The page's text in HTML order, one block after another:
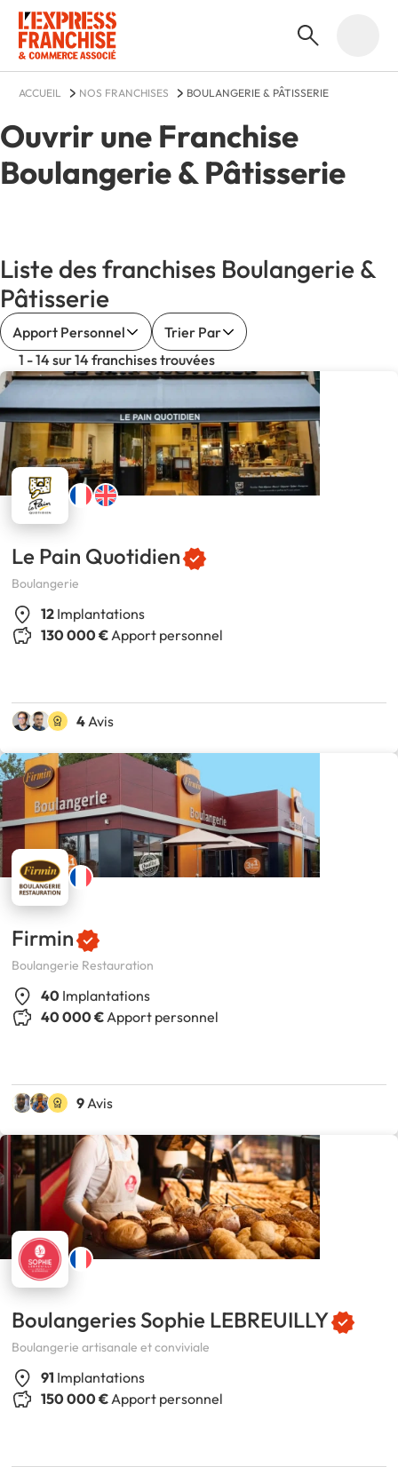
ACCUEIL NOS FRANCHISES BOULANGERIE & PÂTISSERIE
Ouvrir une Franchise
Boulangerie & Pâtisserie
Liste des franchises Boulangerie &
Pâtisserie
Apport Personnel
Trier Par
1 - 14 sur 14 franchises trouvées
Le Pain Quotidien
Boulangerie
12 Implantations
130 000 €Apport personnel
4 Avis
Firmin
Boulangerie Restauration
40 Implantations
40 000 €Apport personnel
9 Avis
Boulangeries Sophie LEBREUILLY
Boulangerie artisanale et conviviale
91 Implantations
150 000 €Apport personnel